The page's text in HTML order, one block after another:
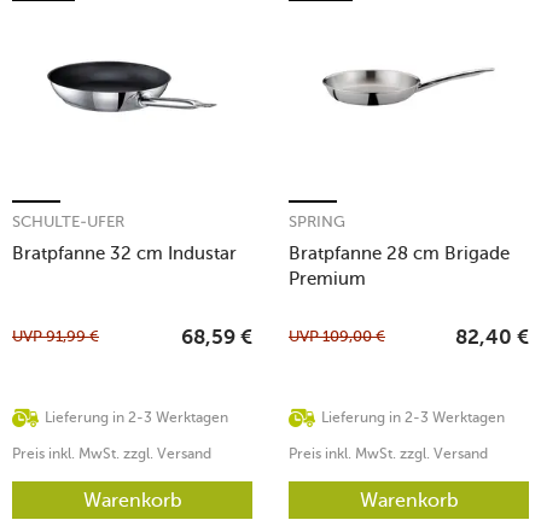
Bratpfanne 32 cm Industar
SCHULTE-UFER
Lieferung in 2-3 Werktagen
UVP91,99 € 68,59 €
Preis inkl. MwSt. zzgl. Versand
Warenkorb
Bratpfanne 28 cm Brigade
Premium
SPRING
Lieferung in 2-3 Werktagen
UVP109,00 € 82,40 €
Preis inkl. MwSt. zzgl. Versand
Warenkorb